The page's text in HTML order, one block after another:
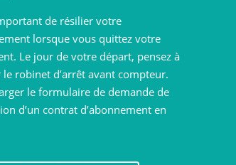
de résilier votre
lorsque vous quittez votre
Le jour de votre départ, pensez à
robinet d’arrêt avant compteur.
le formulaire de demande de
d’un contrat d’abonnement en